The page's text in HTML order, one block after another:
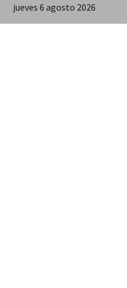
jueves 6 agosto 2026